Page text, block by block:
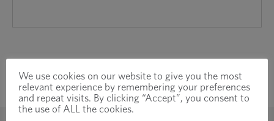
We use cookies on our website to give you the most
relevant experience by remembering your preferences
and repeat visits. By clicking “Accept”, you consent to
the use of ALL the cookies.